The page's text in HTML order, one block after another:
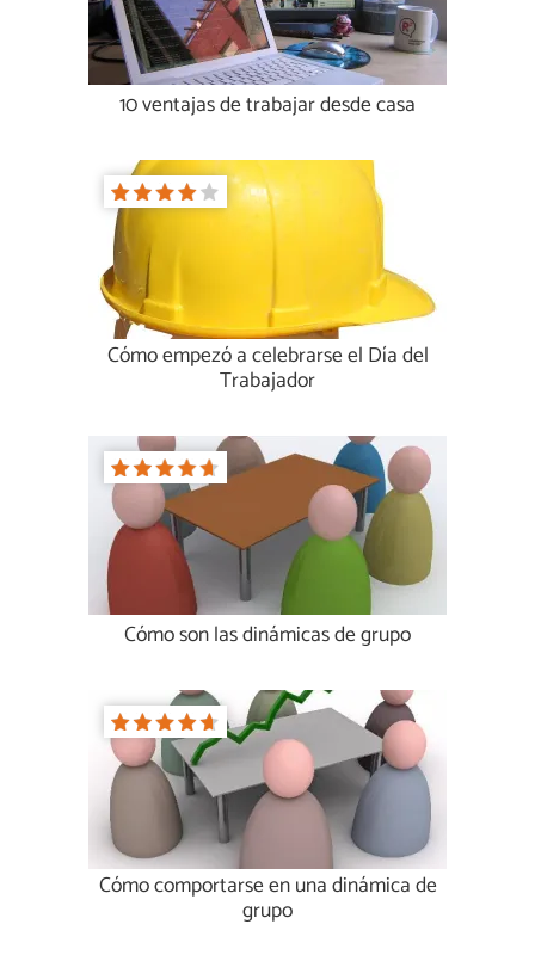
10 ventajas de trabajar desde casa
Cómo empezó a celebrarse el Día del
Trabajador
Cómo son las dinámicas de grupo
Cómo comportarse en una dinámica de
grupo